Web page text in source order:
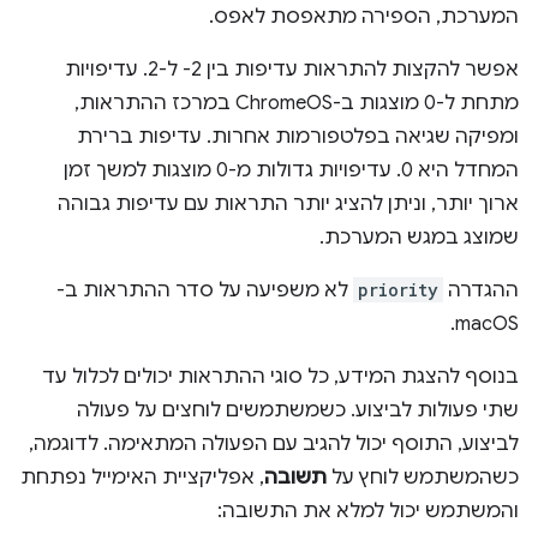
המערכת, הספירה מתאפסת לאפס.
אפשר להקצות להתראות עדיפות בין 2- ל-2. עדיפויות
מתחת ל-0 מוצגות ב-ChromeOS במרכז ההתראות,
ומפיקה שגיאה בפלטפורמות אחרות. עדיפות ברירת
המחדל היא 0. עדיפויות גדולות מ-0 מוצגות למשך זמן
ארוך יותר, וניתן להציג יותר התראות עם עדיפות גבוהה
שמוצג במגש המערכת.
ההגדרה priority לא משפיעה על סדר ההתראות ב-
macOS.
בנוסף להצגת המידע, כל סוגי ההתראות יכולים לכלול עד
שתי פעולות לביצוע. כשמשתמשים לוחצים על פעולה
לביצוע, התוסף יכול להגיב עם הפעולה המתאימה. לדוגמה,
כשהמשתמש לוחץ על תשובה, אפליקציית האימייל נפתחת
והמשתמש יכול למלא את התשובה: